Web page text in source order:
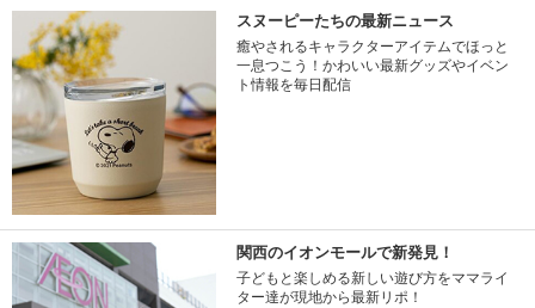
スヌーピーたちの最新ニュース
癒やされるキャラクターアイテムでほっと
一息つこう！かわいい最新グッズやイベン
ト情報を毎日配信
関西のイオンモールで新発見！
子どもと楽しめる新しい遊び方をママライ
ター達が現地から最新リポ！